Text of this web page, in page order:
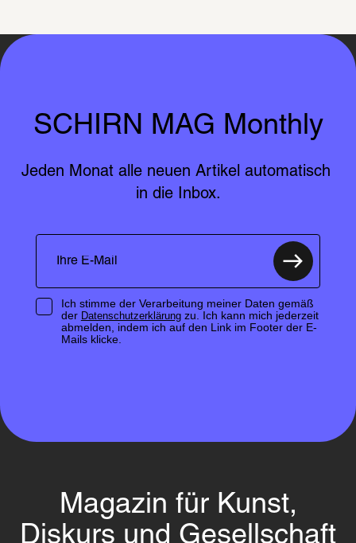
SCHIRN MAG Monthly
Jeden Monat alle neuen Artikel automatisch
in die Inbox.
Ich stimme der Verarbeitung meiner Daten gemäß
der Datenschutzerklärungzu. Ich kann mich jederzeit
abmelden, indem ich auf den Link im Footer der E-
Mails klicke.
Magazin für Kunst,
Diskurs und Gesellschaft